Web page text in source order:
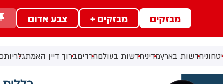
מבזקים מבזקים + צבע אדום
חדשות בארץמדיניחדשות בעולםחרדיםברוך דיין האמתגלריות